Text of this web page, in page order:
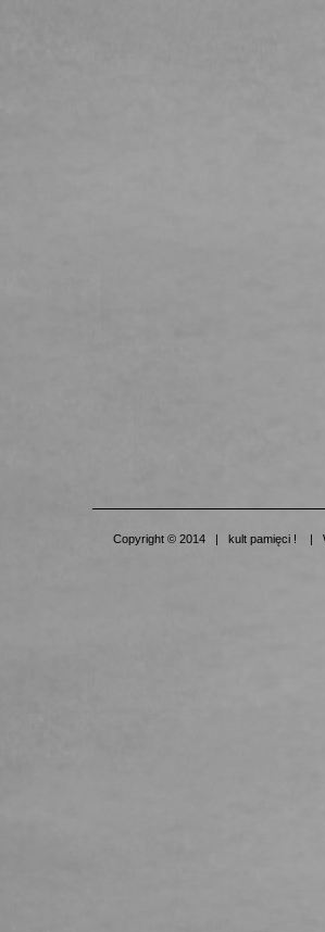
Copyright © 2014 | kult pamięci ! |